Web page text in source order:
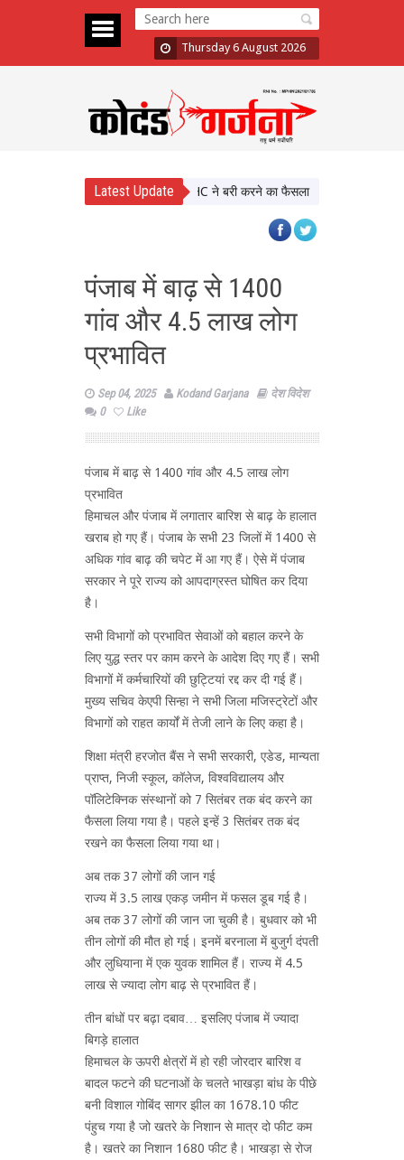
Thursday 6 August 2026
Latest Update
Assault Case: Bombay HC ने बरी करने का फैसला पलटा, दोषी करार
पंजाब में बाढ़ से 1400
गांव और 4.5 लाख लोग
प्रभावित
Sep 04, 2025 Kodand Garjana
देश विदेश
0
Like
पंजाब में बाढ़ से 1400 गांव और 4.5 लाख लोग
प्रभावित
हिमाचल और पंजाब में लगातार बारिश से बाढ़ के हालात
खराब हो गए हैं। पंजाब के सभी 23 जिलों में 1400 से
अधिक गांव बाढ़ की चपेट में आ गए हैं। ऐसे में पंजाब
सरकार ने पूरे राज्य को आपदाग्रस्त घोषित कर दिया
है।
सभी विभागों को प्रभावित सेवाओं को बहाल करने के
लिए युद्ध स्तर पर काम करने के आदेश दिए गए हैं। सभी
विभागों में कर्मचारियों की छुट्टियां रद्द कर दी गई हैं।
मुख्य सचिव केएपी सिन्हा ने सभी जिला मजिस्ट्रेटों और
विभागों को राहत कार्यों में तेजी लाने के लिए कहा है।
शिक्षा मंत्री हरजोत बैंस ने सभी सरकारी, एडेड, मान्यता
प्राप्त, निजी स्कूल, कॉलेज, विश्वविद्यालय और
पॉलिटेक्निक संस्थानों को 7 सितंबर तक बंद करने का
फैसला लिया गया है। पहले इन्हें 3 सितंबर तक बंद
रखने का फैसला लिया गया था।
अब तक 37 लोगों की जान गई
राज्य में 3.5 लाख एकड़ जमीन में फसल डूब गई है।
अब तक 37 लोगों की जान जा चुकी है। बुधवार को भी
तीन लोगों की मौत हो गई। इनमें बरनाला में बुजुर्ग दंपती
और लुधियाना में एक युवक शामिल हैं। राज्य में 4.5
लाख से ज्यादा लोग बाढ़ से प्रभावित हैं।
तीन बांधों पर बढ़ा दबाव… इसलिए पंजाब में ज्यादा
बिगड़े हालात
हिमाचल के ऊपरी क्षेत्रों में हो रही जोरदार बारिश व
बादल फटने की घटनाओं के चलते भाखड़ा बांध के पीछे
बनी विशाल गोबिंद सागर झील का 1678.10 फीट
पंहुच गया है जो खतरे के निशान से मात्र दो फीट कम
है। खतरे का निशान 1680 फीट है। भाखड़ा से रोज